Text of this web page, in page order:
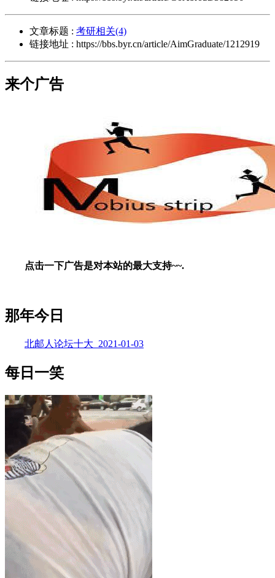
文章标题 : 考研相关(4)
链接地址 : https://bbs.byr.cn/article/AimGraduate/1212919
来个广告
点击一下广告是对本站的最大支持~~.
那年今日
北邮人论坛十大_2021-01-03
每日一笑